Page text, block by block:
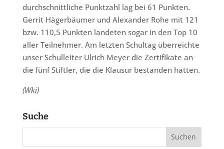
durchschnittliche Punktzahl lag bei 61 Punkten.
Gerrit Hägerbäumer und Alexander Rohe mit 121
bzw. 110,5 Punkten landeten sogar in den Top 10
aller Teilnehmer. Am letzten Schultag überreichte
unser Schulleiter Ulrich Meyer die Zertifikate an
die fünf Stiftler, die die Klausur bestanden hatten.
(Wki)
Suche